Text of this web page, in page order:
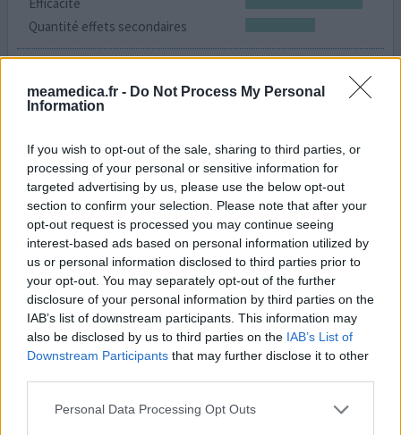
meamedica.fr - Do Not Process My Personal
Information
If you wish to opt-out of the sale, sharing to third parties, or
processing of your personal or sensitive information for
targeted advertising by us, please use the below opt-out
section to confirm your selection. Please note that after your
opt-out request is processed you may continue seeing
interest-based ads based on personal information utilized by
us or personal information disclosed to third parties prior to
your opt-out. You may separately opt-out of the further
disclosure of your personal information by third parties on the
IAB’s list of downstream participants. This information may
also be disclosed by us to third parties on the IAB’s List of
Downstream Participants that may further disclose it to other
Personal Data Processing Opt Outs
Efficacité
Quantité effets secondaires
supportée (hormis les bras que je ne fait pas).
L'utilisation du stylo injecteur est très facile. Le seul
inflammations des tendons au niveau des articulations.
Peut être faut il relancer la machine petit à petit et cela
passera ? j'ai quelques doutes.
votre avis
Gilenya
19/10/2018 | Femme | 26
fingolimod
Multiple sclérose en plaques
Quantité effets secondaires